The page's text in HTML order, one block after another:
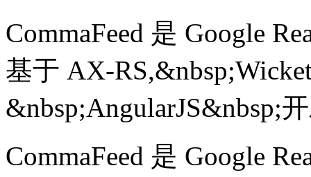
CommaFeed 是 Google
基于 AX-
&nbsp;AngularJS&nbsp;
CommaFeed 是 Google